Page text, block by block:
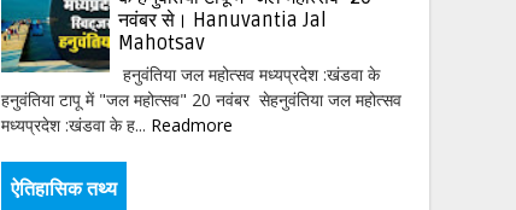
नवंबर से। Hanuvantia Jal
Mahotsav
हनुवंतिया जल महोत्सव मध्यप्रदेश :खंडवा के
हनुवंतिया टापू में "जल महोत्सव" 20 नवंबर सेहनुवंतिया जल महोत्सव
मध्यप्रदेश :खंडवा के ह... Readmore
ऐतिहासिक तथ्य